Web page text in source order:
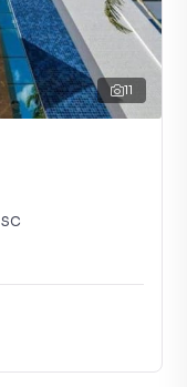
11
SC